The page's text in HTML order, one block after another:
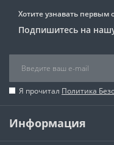
Хотите узнавать первым
Подпишитесь на
Я прочитал Политика
Информация